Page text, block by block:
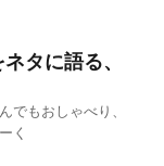
タに語る、
でもおしゃべり、
く